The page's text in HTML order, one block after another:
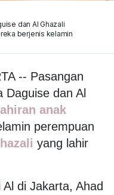
dan Al Ghazali
berjenis kelamin
-- Pasangan
Daguise dan Al
anak
perempuan
yang lahir
Al di Jakarta, Ahad